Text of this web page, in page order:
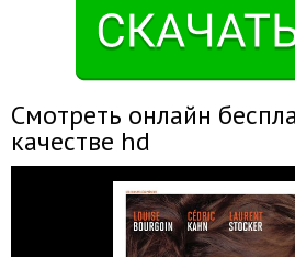
Смотреть онлайн
качестве hd